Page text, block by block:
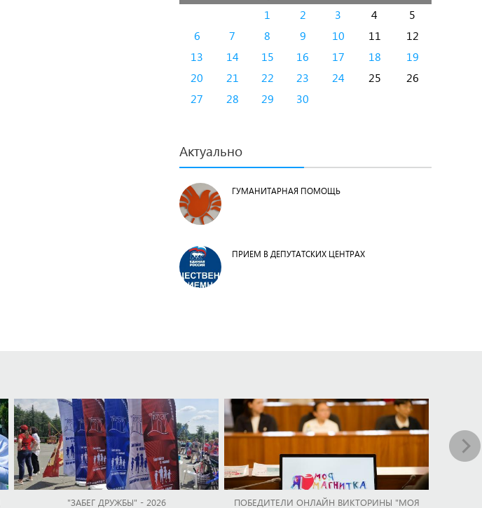
1 2 3 4
5
6
7 8 9 10 11
12
13
14 15 16 17 18
19
20
21 22 23 24 25
26
27
28 29 30
Актуально
ГУМАНИТАРНАЯ ПОМОЩЬ
ПРИЕМ В ДЕПУТАТСКИХ ЦЕНТРАХ
"ЗАБЕГ ДРУЖБЫ" - 2026
ПОБЕДИТЕЛИ ОНЛАЙН ВИКТОРИНЫ "МОЯ